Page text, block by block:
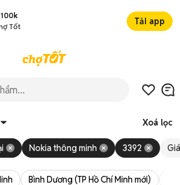
Tốt
Tải app
Xoá lọc
Nokia thông minh 3392 Giá
Bình Dương (TP Hồ Chí Minh mới)